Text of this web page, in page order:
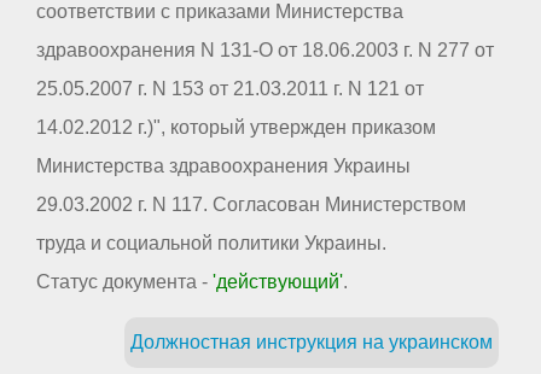
соответствии с приказами Министерства
здравоохранения N 131-О от 18.06.2003 г. N 277 от
25.05.2007 г. N 153 от 21.03.2011 г. N 121 от
14.02.2012 г.)", который утвержден приказом
Министерства здравоохранения Украины
29.03.2002 г. N 117. Согласован Министерством
труда и социальной политики Украины.
Статус документа - 'действующий'.
Должностная инструкция на украинском